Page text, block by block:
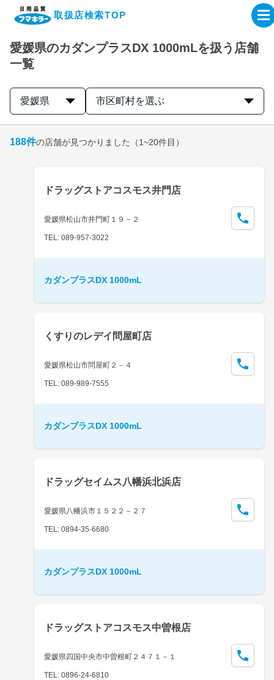
取扱店検索TOP
企業・IR情報サイト
製品情報サイト
取扱店検索はこちら
愛媛県のカダンプラスDX 1000mLを扱う店舗
一覧
愛媛県 市区町村を選ぶ
188件の店舗が見つかりました （1~20件目）
ドラッグストアコスモス井門店
愛媛県松山市井門町１９－２
TEL: 089-957-3022
カダンプラスDX 1000mL
くすりのレデイ問屋町店
愛媛県松山市問屋町２－４
TEL: 089-989-7555
カダンプラスDX 1000mL
ドラッグセイムス八幡浜北浜店
愛媛県八幡浜市１５２２－２７
TEL: 0894-35-6680
カダンプラスDX 1000mL
ドラッグストアコスモス中曽根店
愛媛県四国中央市中曽根町２４７１－１
TEL: 0896-24-6810